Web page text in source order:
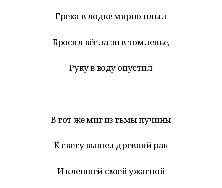
Грека в лодке мирно плыл
Бросил вёсла он в томленье,
Руку в воду опустил
В тот же миг из тьмы пучины
К свету вышел древний рак
И клешней своей ужасной